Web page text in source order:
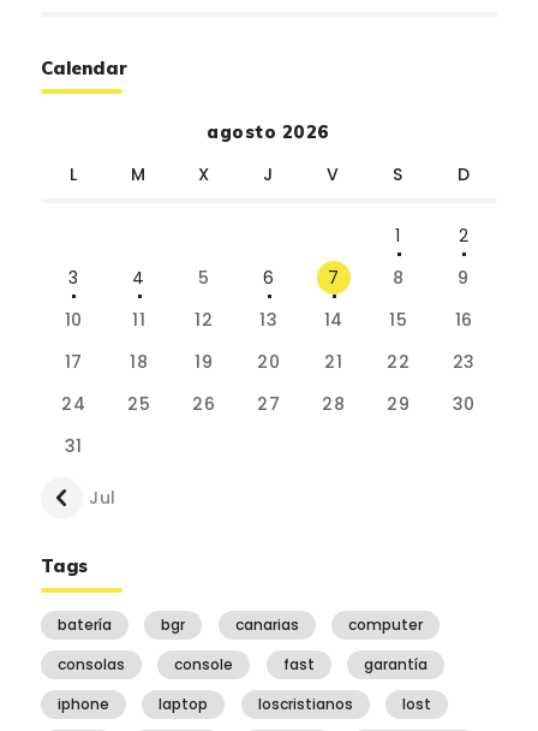
Calendar
agosto 2026
L M X J V S D
1
2
3
4 5 6 7 8
9
10
11 12 13 14 15
16
17
18 19 20 21 22
23
24
25 26 27 28 29
30
31
« Jul
Tags
batería bgr canarias
computer
consolas
console fast
garantía
iphone
laptop loscristianos
lost